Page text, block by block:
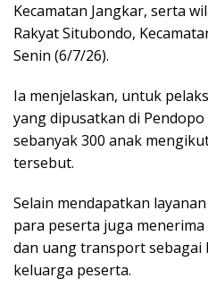
Kecamatan Jangkar, serta
Rakyat Situbondo,
Senin (6/7/26).
Ia menjelaskan, untuk
yang dipusatkan di
sebanyak 300 anak
tersebut.
Selain mendapatkan
para peserta juga
dan uang transport
keluarga peserta.